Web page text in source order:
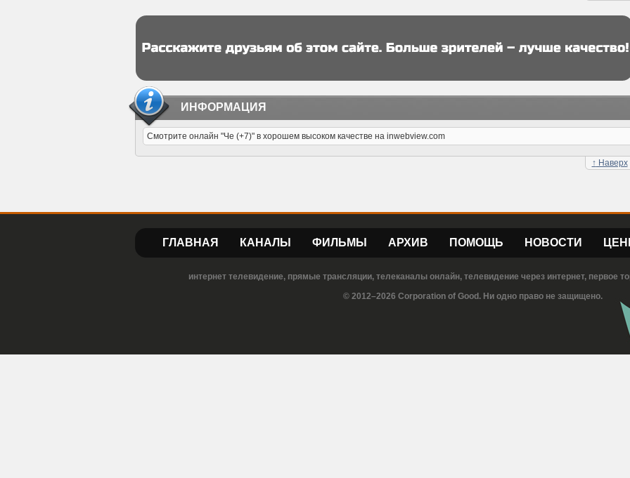
ИНФОРМАЦИЯ
Смотрите онлайн "Че (+7)" в хорошем высоком качестве на inwebview.com
↑ Наверх
ГЛАВНАЯ КАНАЛЫ ФИЛЬМЫ АРХИВ ПОМОЩЬ НОВОСТИ
интернет телевидение, прямые трансляции, телеканалы онлайн, телевидение через интернет, первое
© 2012–2026 Corporation of Good. Ни одно право не защищено.